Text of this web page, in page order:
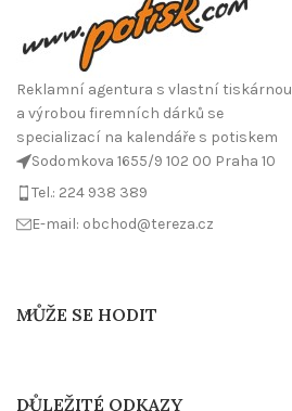
Reklamní agentura s vlastní tiskárnou
a výrobou firemních dárků se
specializací na kalendáře s potiskem
Sodomkova 1655/9 102 00 Praha 10
Tel.: 224 938 389
E-mail: obchod@tereza.cz
MŮŽE SE HODIT
DŮLEŽITÉ ODKAZY